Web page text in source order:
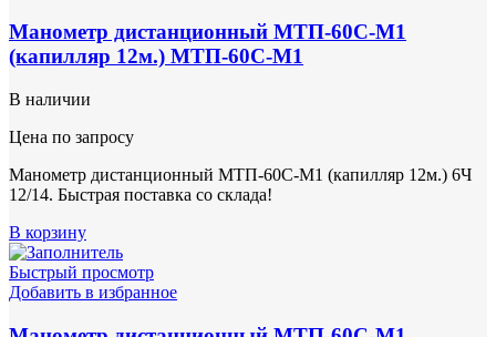
Манометр дистанционный МТП-60С-М1
(капилляр 12м.) МТП-60С-М1
В наличии
Цена по запросу
Манометр дистанционный МТП-60С-М1 (капилляр 12м.) 6Ч
12/14. Быстрая поставка со склада!
В корзину
Быстрый просмотр
Добавить в избранное